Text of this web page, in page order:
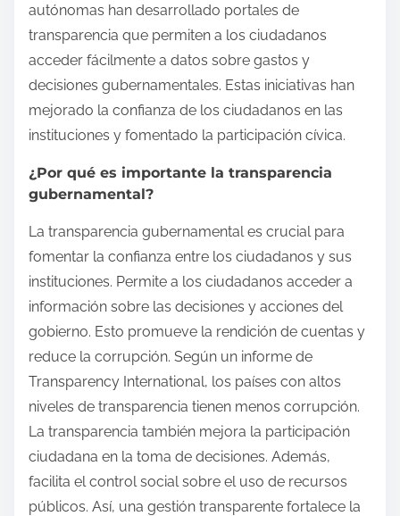
autónomas han desarrollado portales de
transparencia que permiten a los ciudadanos
acceder fácilmente a datos sobre gastos y
decisiones gubernamentales. Estas iniciativas han
mejorado la confianza de los ciudadanos en las
instituciones y fomentado la participación cívica.
¿Por qué es importante la transparencia
gubernamental?
La transparencia gubernamental es crucial para
fomentar la confianza entre los ciudadanos y sus
instituciones. Permite a los ciudadanos acceder a
información sobre las decisiones y acciones del
gobierno. Esto promueve la rendición de cuentas y
reduce la corrupción. Según un informe de
Transparency International, los países con altos
niveles de transparencia tienen menos corrupción.
La transparencia también mejora la participación
ciudadana en la toma de decisiones. Además,
facilita el control social sobre el uso de recursos
públicos. Así, una gestión transparente fortalece la